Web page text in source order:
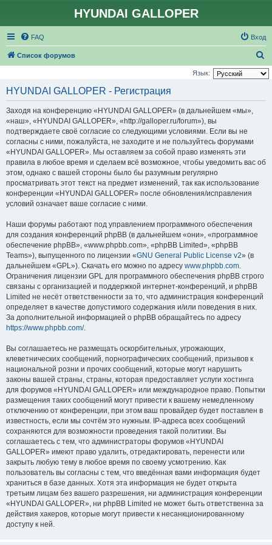
HYUNDAI GALLOPER
FAQ Вход
Список форумов
о
Язык:
HYUNDAI GALLOPER - Регистрация
Заходя на конференцию «HYUNDAI GALLOPER» (в дальнейшем «мы»,
«наш», «HYUNDAI GALLOPER», «http://galloper.ru/forum»), вы
подтверждаете своё согласие со следующими условиями. Если вы не
согласны с ними, пожалуйста, не заходите и не пользуйтесь форумами
«HYUNDAI GALLOPER». Мы оставляем за собой право изменять эти
правила в любое время и сделаем всё возможное, чтобы уведомить вас об
этом, однако с вашей стороны было бы разумным регулярно
просматривать этот текст на предмет изменений, так как использование
конференции «HYUNDAI GALLOPER» после обновления/исправления
условий означает ваше согласие с ними.
Наши форумы работают под управлением программного обеспечения
для создания конференций phpBB (в дальнейшем «они», «программное
обеспечение phpBB», «www.phpbb.com», «phpBB Limited», «phpBB
Teams»), выпущенного по лицензии «GNU General Public License v2» (в
дальнейшем «GPL»). Скачать его можно по адресу www.phpbb.com.
Ограничения лицензии GPL для программного обеспечения phpBB строго
связаны с организацией и поддержкой интернет-конференций, и phpBB
Limited не несёт ответственности за то, что администрация конференций
определяет в качестве допустимого содержания и/или поведения в них.
За дополнительной информацией о phpBB обращайтесь по адресу
https://www.phpbb.com/.
Вы соглашаетесь не размещать оскорбительных, угрожающих,
клеветнических сообщений, порнографических сообщений, призывов к
национальной розни и прочих сообщений, которые могут нарушить
законы вашей страны, страны, которая предоставляет услуги хостинга
для форумов «HYUNDAI GALLOPER» или международное право. Попытки
размещения таких сообщений могут привести к вашему немедленному
отключению от конференции, при этом ваш провайдер будет поставлен в
известность, если мы сочтём это нужным. IP-адреса всех сообщений
сохраняются для возможности проведения такой политики. Вы
соглашаетесь с тем, что администраторы форумов «HYUNDAI
GALLOPER» имеют право удалить, отредактировать, перенести или
закрыть любую тему в любое время по своему усмотрению. Как
пользователь вы согласны с тем, что введённая вами информация будет
храниться в базе данных. Хотя эта информация не будет открыта
третьим лицам без вашего разрешения, ни администрация конференции
«HYUNDAI GALLOPER», ни phpBB Limited не может быть ответственна за
действия хакеров, которые могут привести к несанкционированному
доступу к ней.